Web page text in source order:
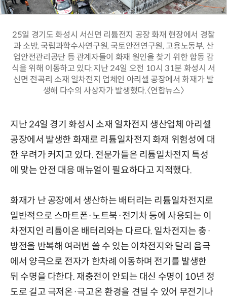
25일 경기도 화성시 서신면 리튬전지 공장 화재 현장에서 경찰
과 소방, 국립과학수사연구원, 국토안전연구원, 고용노동부, 산
업안전관리공단 등 관계자들이 화재 원인을 찾기 위한 합동 감
식을 위해 이동하고 있다.지난 24일 오전 10시 31분 화성시 서
신면 전곡리 소재 일차전지 업체인 아리셀 공장에서 화재가 발
생해 다수의 사상자가 발생했다.〈연합뉴스〉
지난 24일 경기 화성시 소재 일차전지 생산업체 아리셀
공장에서 발생한 화재로 리튬일차전지 화재 위험성에 대
한 우려가 커지고 있다. 전문가들은 리튬일차전지 특성
에 맞는 안전 대응 매뉴얼이 필요하다고 지적했다.
화재가 난 공장에서 생산하는 배터리는 리튬일차전지로
일반적으로 스마트폰·노트북·전기차 등에 사용되는 이
차전지인 리튬이온 배터리와는 다르다. 일차전지는 충·
방전을 반복해 여러번 쓸 수 있는 이차전지와 달리 음극
에서 양극으로 전자가 한차례 이동하며 전기를 발생한
뒤 수명을 다한다. 재충전이 안되는 대신 수명이 10년 정
도로 길고 극저온·극고온 환경을 견딜 수 있어 무전기나